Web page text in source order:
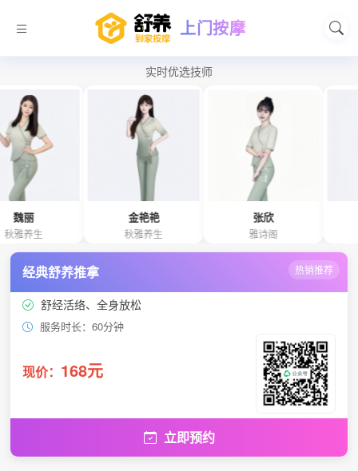
上门按摩
实时优选技师
经典舒养推拿 热销推荐
舒经活络、全身放松
服务时长：60分钟
现价： 168元
立即预约